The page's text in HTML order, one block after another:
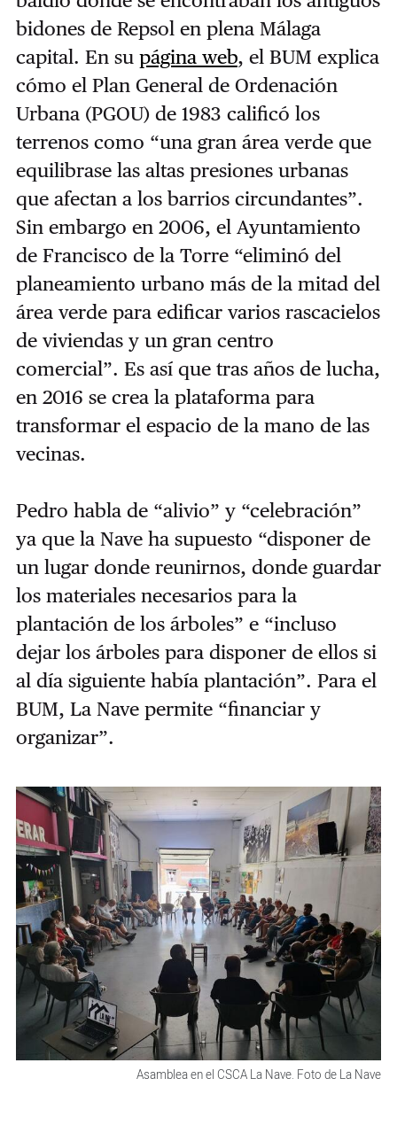
bidones de Repsol en plena Málaga
capital. En su página web, el BUM explica
cómo el Plan General de Ordenación
Urbana (PGOU) de 1983 calificó los
terrenos como “una gran área verde que
equilibrase las altas presiones urbanas
que afectan a los barrios circundantes”.
Sin embargo en 2006, el Ayuntamiento
de Francisco de la Torre “eliminó del
planeamiento urbano más de la mitad del
área verde para edificar varios rascacielos
de viviendas y un gran centro
comercial”. Es así que tras años de lucha,
en 2016 se crea la plataforma para
transformar el espacio de la mano de las
vecinas.
Pedro habla de “alivio” y “celebración”
ya que la Nave ha supuesto “disponer de
un lugar donde reunirnos, donde guardar
los materiales necesarios para la
plantación de los árboles” e “incluso
dejar los árboles para disponer de ellos si
al día siguiente había plantación”. Para el
BUM, La Nave permite “financiar y
organizar”.
Asamblea en el CSCA La Nave. Foto de La Nave